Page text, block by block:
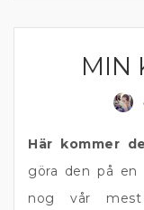
MIN
Här kommer
göra den på
nog vår mest